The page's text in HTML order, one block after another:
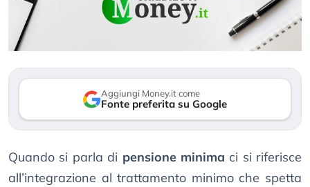
Aggiungi Money.it come
Fonte preferita su Google
Quando si parla di pensione minima ci si riferisce
all’integrazione al trattamento minimo che spetta